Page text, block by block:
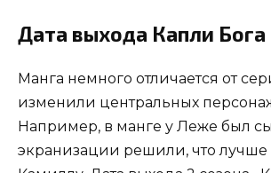
Дата выхода Капли Бога
Манга немного отличается от
изменили центральных
Например, в манге у Леже был
экранизации решили, что лучше